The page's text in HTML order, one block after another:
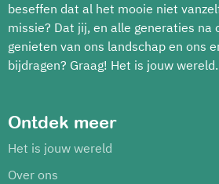
beseffen dat al het mooie niet
missie? Dat jij, en alle generaties na
genieten van ons landschap en ons
bijdragen? Graag! Het is jouw wereld.
Ontdek meer
Het is jouw wereld
Over ons